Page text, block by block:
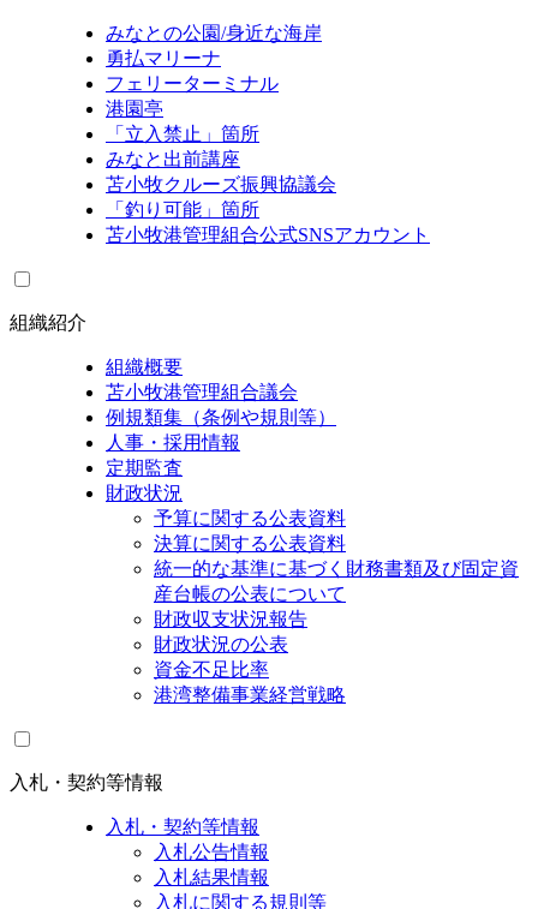
みなとの公園/身近な海岸
勇払マリーナ
フェリーターミナル
港園亭
「立入禁止」箇所
みなと出前講座
苫小牧クルーズ振興協議会
「釣り可能」箇所
苫小牧港管理組合公式SNSアカウント
組織紹介
組織概要
苫小牧港管理組合議会
例規類集（条例や規則等）
人事・採用情報
定期監査
財政状況
予算に関する公表資料
決算に関する公表資料
統一的な基準に基づく財務書類及び固定資
産台帳の公表について
財政収支状況報告
財政状況の公表
資金不足比率
港湾整備事業経営戦略
入札・契約等情報
入札・契約等情報
入札公告情報
入札結果情報
入札に関する規則等